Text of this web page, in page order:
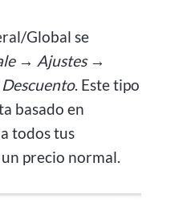
Global se
→ Ajustes →
. Este tipo
basado en
todos tus
precio normal.